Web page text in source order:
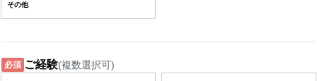
その他
必須 ご経験(複数選択可)